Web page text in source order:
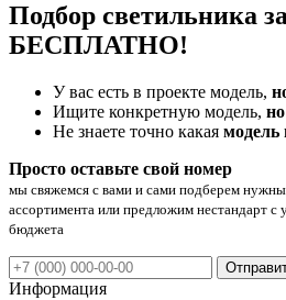
Подбор светильника
БЕСПЛАТНО!
У вас есть в проекте модель,
Ищите конкретную модель,
Не знаете точно какая модель
Просто оставьте свой номер
мы свяжемся с вами и сами подберем
ассортимента или предложим нестандарт
бюджета
Информация